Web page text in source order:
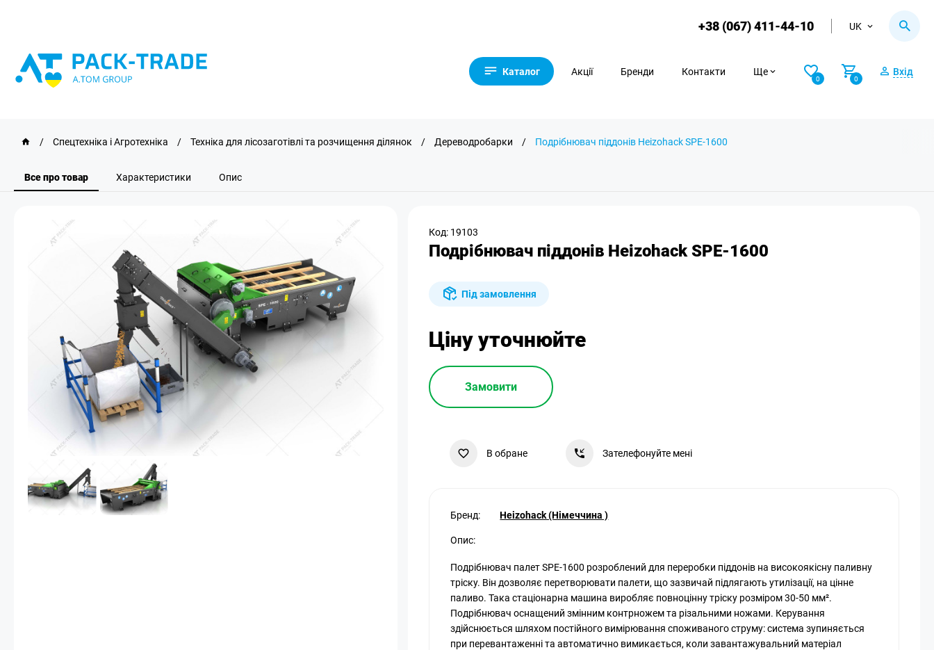
+38 (067) 411-44-10 UK
Каталог Акції Бренди Контакти Ще
0 0
Вхід
/ Спецтехніка і Агротехніка / Техніка для лісозаготівлі та розчищення ділянок / Дереводробарки / Подрібнювач піддонів Heizohack SPE-1600
Все про товар Характеристики Опис
Код: 19103
Подрібнювач піддонів Heizohack SPE-1600
Під замовлення
Ціну уточнюйте
Замовити
В обране Зателефонуйте мені
Бренд: Heizohack (Німеччина )
Опис:
Подрібнювач палет SPE-1600 розроблений для переробки піддонів на високоякісну паливну
тріску. Він дозволяє перетворювати палети, що зазвичай підлягають утилізації, на цінне
паливо. Така стаціонарна машина виробляє повноцінну тріску розміром 30-50 мм².
Подрібнювач оснащений змінним контрножем та різальними ножами. Керування
здійснюється шляхом постійного вимірювання споживаного струму: система зупиняється
при перевантаженні та автоматично вимикається, коли завантажувальний матеріал